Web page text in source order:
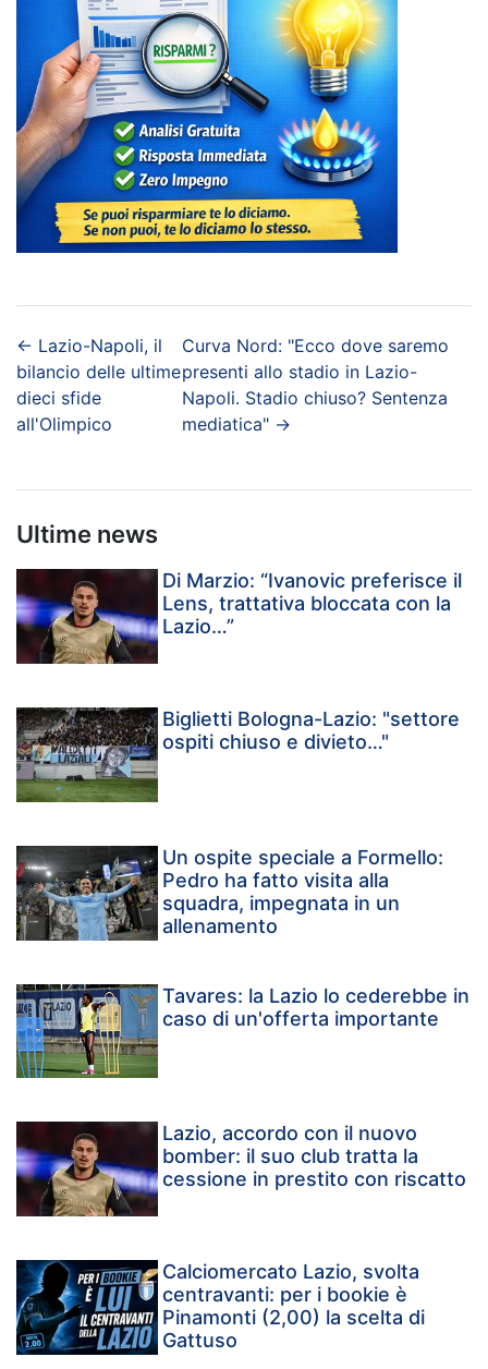
← Lazio-Napoli, il
bilancio delle ultime
dieci sfide
all'Olimpico
Curva Nord: "Ecco dove saremo
presenti allo stadio in Lazio-
Napoli. Stadio chiuso? Sentenza
mediatica" →
Ultime news
Di Marzio: “Ivanovic preferisce il
Lens, trattativa bloccata con la
Lazio…”
Biglietti Bologna-Lazio: "settore
ospiti chiuso e divieto…"
Un ospite speciale a Formello:
Pedro ha fatto visita alla
squadra, impegnata in un
allenamento
Tavares: la Lazio lo cederebbe in
caso di un'offerta importante
Lazio, accordo con il nuovo
bomber: il suo club tratta la
cessione in prestito con riscatto
Calciomercato Lazio, svolta
centravanti: per i bookie è
Pinamonti (2,00) la scelta di
Gattuso